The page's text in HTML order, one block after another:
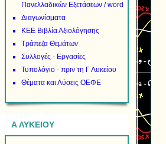
Πανελλαδικών Εξετάσεων / word
Διαγωνίσματα
ΚΕΕ Βιβλία Αξιολόγησης
Τράπεζα Θεμάτων
Συλλογές - Εργασίες
Τυπολόγιο - πριν τη Γ Λυκείου
Θέματα και Λύσεις ΟΕΦΕ
Α ΛΥΚΕΙΟΥ